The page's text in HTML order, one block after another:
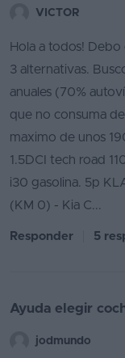
VICTOR
Hola a todos!
3 alternativas.
anuales (70%
que no consuma
maximo de unos
1.5DCI tech road
i30 gasolina. 5p
(KM 0) - Kia C...
Responder 5
Ayuda elegir
jodmundo